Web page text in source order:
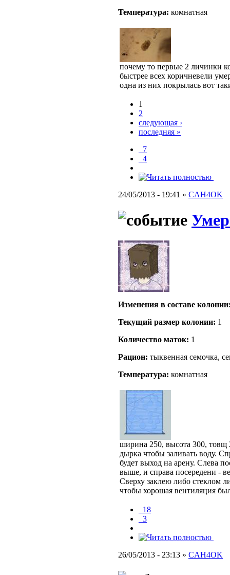
Температура: комнатная
почему то первые 2 личинки
быстрее всех коричневели
одна из них покрылась вот
1
2
следующая ›
последняя »
_7
_4
24/05/2013 - 19:41 » CAH4OK
Изменения в составе
Текущий размер кoлонии: 1
Количество маток: 1
Рацион: тыквенная семочка,
Температура: комнатная
ширина 250, высота 300, товщ
дырка чтобы заливать воду.
будет выход на арену. Слева
выше, и справа посередени -
Сверху заклею либо стеклом
чтобы хорошая вентиляция
_18
_3
26/05/2013 - 23:13 » CAH4OK